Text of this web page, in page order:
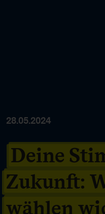
28.05.2024
Deine
Zukunft:
wählen